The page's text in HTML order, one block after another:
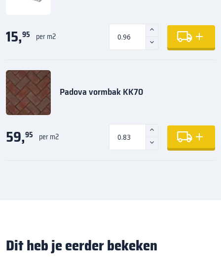
15,95 per m2
Padova vormbak KK70
59,95 per m2
Dit heb je eerder bekeken